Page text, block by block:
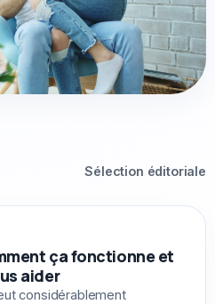
Sélection éditoriale
ça fonctionne et
aider
considérablement